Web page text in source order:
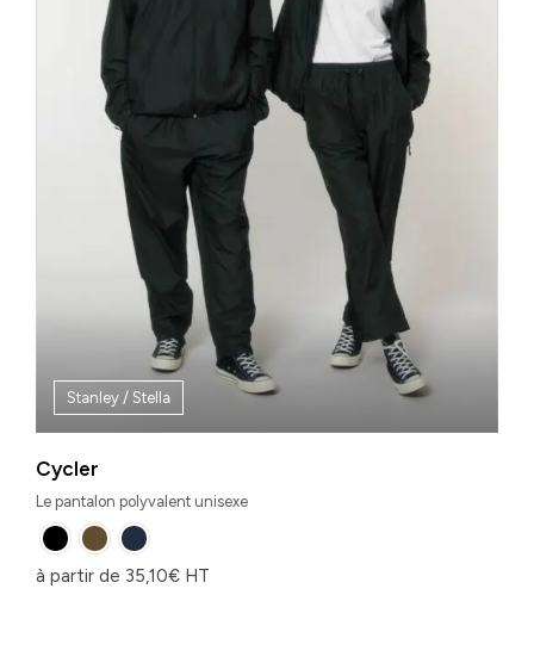
Stanley / Stella
Cycler
Le pantalon polyvalent unisexe
à partir de 35,10€ HT